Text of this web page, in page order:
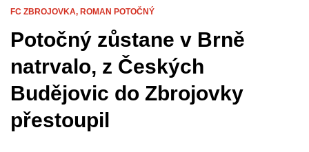
FC ZBROJOVKA, ROMAN POTOČNÝ
Potočný zůstane v Brně
natrvalo, z Českých
Budějovic do Zbrojovky
přestoupil